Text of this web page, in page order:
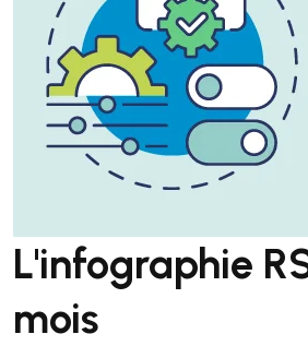
L'infographie
mois